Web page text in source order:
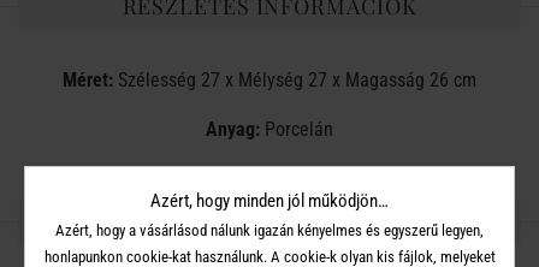
RÉSZLETES INFORMÁCIÓK
Méret: Szélesség 27 x Mélység 27 x Magasság 26 cm
Anyag: Porcelán
OSZD MEG MÁSOKKAL!
Azért, hogy minden jól működjön…
Azért, hogy a vásárlásod nálunk igazán kényelmes és egyszerű legyen,
honlapunkon cookie-kat használunk. A cookie-k olyan kis fájlok, melyeket